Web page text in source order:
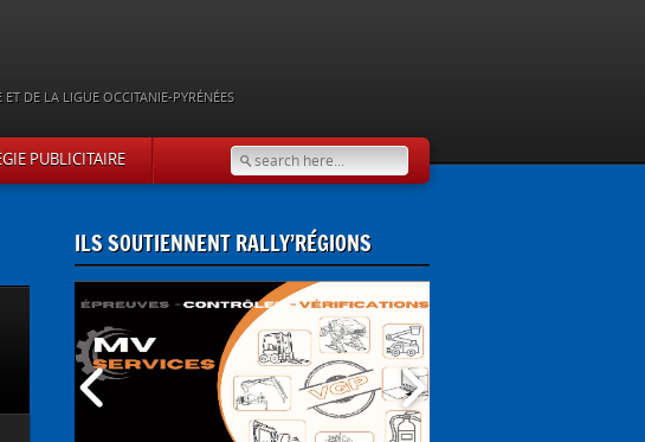
DE LA LIGUE OCCITANIE-PYRÉNÉES
PUBLICITAIRE
ILS SOUTIENNENT RALLY’RÉGIONS